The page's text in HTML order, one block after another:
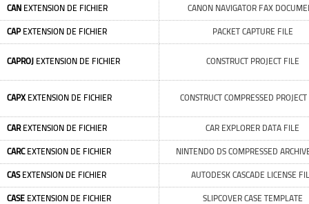
CAN EXTENSION DE FICHIER CANON NAVIGATOR FAX
CAPEXTENSION DE FICHIER PACKET CAPTURE FILE
CAPROJ EXTENSION DE FICHIER CONSTRUCT PROJECT FILE
CAPXEXTENSION DE FICHIER CONSTRUCT COMPRESSED
CAREXTENSION DE FICHIER CAR EXPLORER DATA FILE
CARCEXTENSION DE FICHIER NINTENDO DS COMPRESSED
CASEXTENSION DE FICHIER AUTODESK CASCADE LICENSE
CASE EXTENSION DE FICHIER SLIPCOVER CASE TEMPLATE